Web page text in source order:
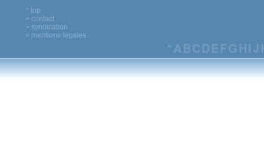
^ top
> contact
> syndication
> mentions legales
*ABCDEFG HIJ